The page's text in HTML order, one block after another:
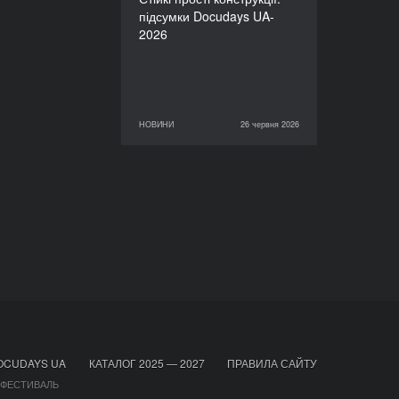
підсумки Docudays UA-
2026
НОВИНИ 26 червня 2026
НОВИНИ
26 червня 2026
UA КАТАЛОГ 2025 — 2027 ПРАВИЛА САЙТУ